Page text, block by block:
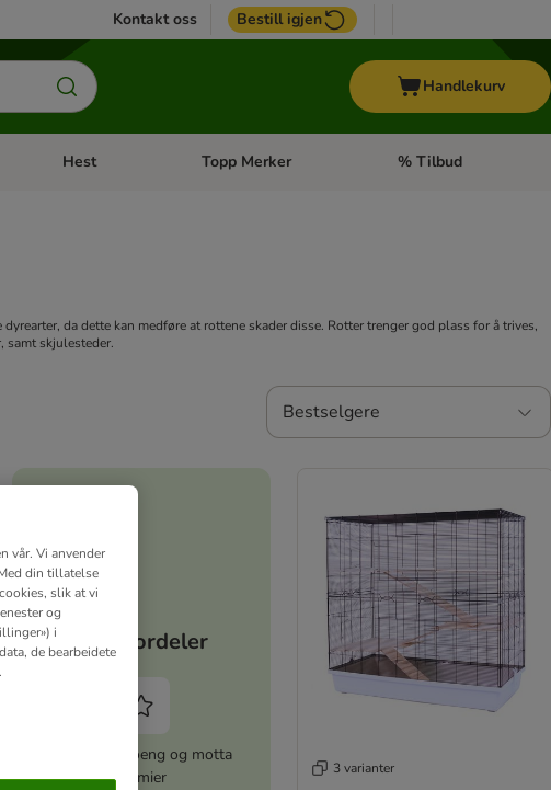
Kontakt oss Bestill igjen
Handlekurv
Åpne kategorimeny: + Veterinærfôr
Hest Åpne kategorimeny: Hest
Topp Merker Åpne kategorimeny:
% Tilbud
da dette kan medføre at rottene skader disse. Rotter trenger god plass for å trives,
samt skjulesteder.
Bestselgere
Dine fordeler
Samle zooPoeng og motta
premier
3 varianter
vår. Vi anvender
din tillatelse
slik at vi
og
i
de bearbeidete